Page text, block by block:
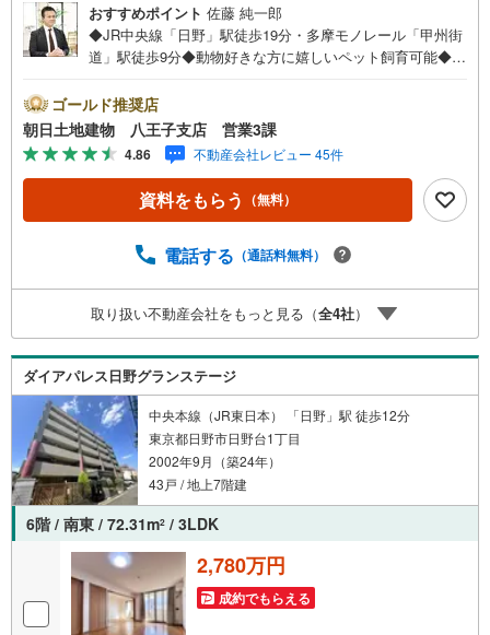
おすすめポイント 佐藤 純一郎
◆JR中央線「日野」駅徒歩19分・多摩モノレール「甲州街
道」駅徒歩9分◆動物好きな方に嬉しいペット飼育可能◆南
えるリフォーム物件※バザール会場には、ベビーベッドや
キッズスペースをご用意しております。 小さなお子様連
れでも、安心してご来場ください！資料請求、住宅ローン
のご相談などお気軽にお問合せください！スタッフ25名で
お客様がご覧になったことのない情報を多数ご用意してお
ります。インターネット、チラシなどに掲載できない物件
担当営業へご希望をお伝えください！■ご案内方法ご自宅へ
ど、ご相談ください。ご希望があれば周辺環境、お客様の
希望に合わせた物件などもご案内をいたします。お住まい
探しは朝日土地建物（株）八王子店 営業3課にお任せくだ
さい！
ゴールド推奨店
朝日土地建物 八王子支店 営業3課
4.86 不動産会社レビュー 45件
資料をもらう （無料）
電話する （通話料無料）
取り扱い不動産会社をもっと見る（全4社）
ダイアパレス日野グランステージ
中央本線（JR東日本） 「日野」駅 徒歩12分
東京都日野市日野台1丁目
2002年9月（築24年）
43戸 / 地上7階建
6階 / 南東 / 72.31m2 / 3LDK
2,780万円
成約でもらえる